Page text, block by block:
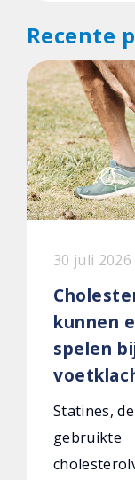
Recente
30 juli 2026
kunnen
spelen
Statines,
gebruikte